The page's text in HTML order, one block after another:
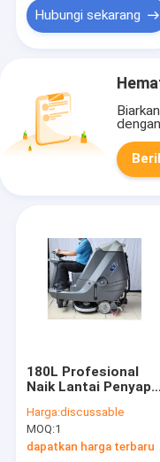
Hubungi sekarang
180L Profesional
Naik Lantai Penyapu
Mesin Untuk Area
Besar
Harga:discussable
MOQ:1
dapatkan harga terbaru